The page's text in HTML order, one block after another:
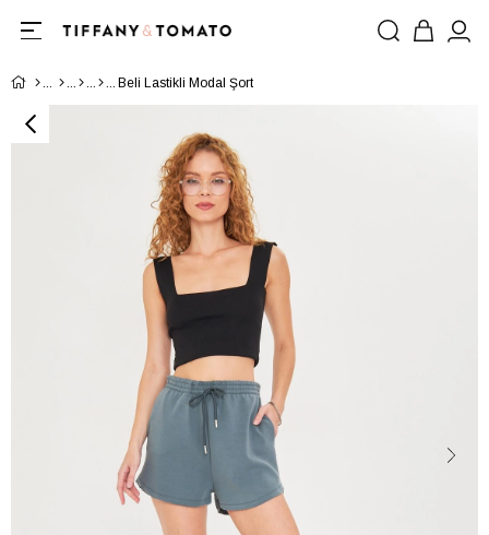
Beli Lastikli Modal Şort